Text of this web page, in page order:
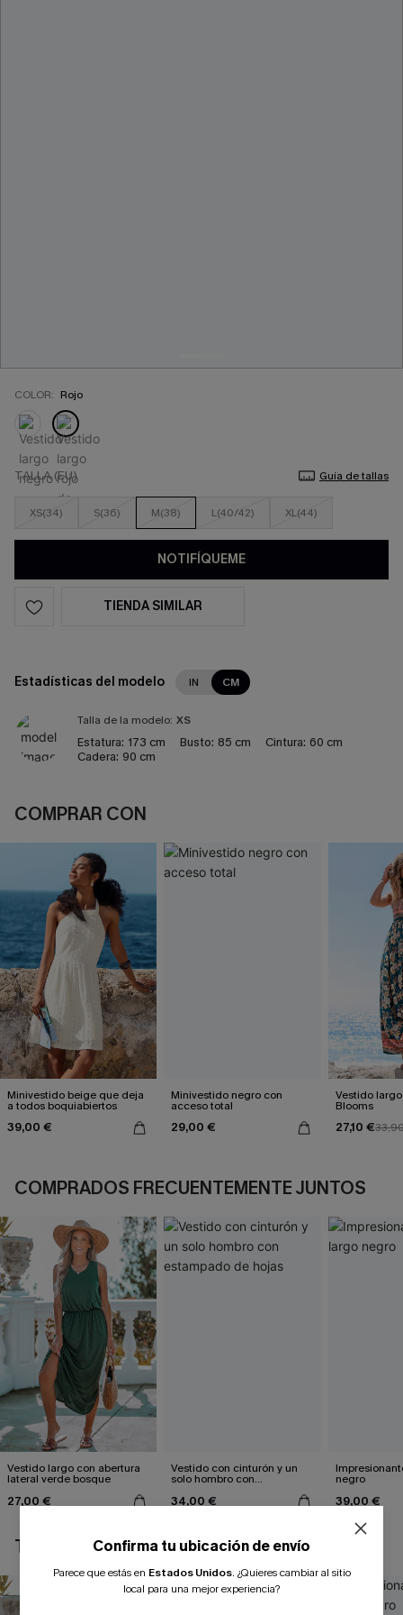
COLOR: Rojo
TALLA (EU) Guía de tallas
XS(34) S(36) M(38) L(40/42) XL(44)
NOTIFÍQUEME
TIENDA SIMILAR
Estadísticas del modelo IN CM
Talla de la modelo: XS
Estatura: 173 cm Busto: 85 cm Cintura: 60 cm
Cadera: 90 cm
COMPRAR CON
Minivestido beige que deja
a todos boquiabiertos
39,00 €
Minivestido negro con
acceso total
29,00 €
Vestido
Blooms
27,10 €
COMPRADOS FRECUENTEMENTE JUNTOS
Vestido largo con abertura
lateral verde bosque
27,00 €
Vestido con cinturón y un
solo hombro con
34,00 €
negro
39,00 €
TAMBIÉN TE PUEDE GUSTAR
Confirma tu ubicación de envío
Parece que estás en Estados Unidos. ¿Quieres cambiar al sitio
local para una mejor experiencia?